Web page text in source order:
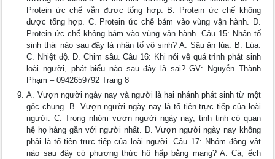
Protein ức chế vẫn được tổng hợp. B. Protein ức chế không
được tổng hợp. C. Protein ức chế bám vào vùng vận hành. D.
Protein ức chế không bám vào vùng vận hành. Câu 15: Nhân tố
sinh thái nào sau đây là nhân tố vô sinh? A. Sâu ăn lúa. B. Lúa.
C. Nhiệt độ. D. Chim sâu. Câu 16: Khi nói về quá trình phát sinh
loài người, phát biểu nào sau đây là sai? GV: Nguyễn Thành
Phạm – 0942659792 Trang 8
A. Vượn người ngày nay và người là hai nhánh phát sinh từ một
gốc chung. B. Vượn người ngày nay là tổ tiên trực tiếp của loài
người. C. Trong nhóm vượn người ngày nay, tinh tinh có quan
hệ họ hàng gần với người nhất. D. Vượn người ngày nay không
phải là tổ tiên trực tiếp của loài người. Câu 17: Nhóm động vật
nào sau đây có phương thức hô hấp bằng mang? A. Cá, ếch